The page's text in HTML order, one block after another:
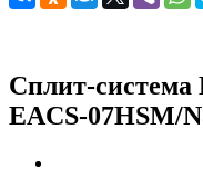
Сплит-
EACS-07HSM/